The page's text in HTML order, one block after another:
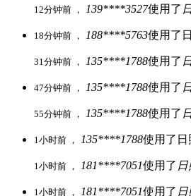
12分钟前 ， 139****3527使用了
18分钟前 ， 188****5763使用了
31分钟前 ， 135****1788使用了
47分钟前 ， 135****1788使用了
55分钟前 ， 135****1788使用了
1小时前 ， 135****1788使用了日
1小时前 ， 181****7051使用了
1小时前 ， 181****7051使用了